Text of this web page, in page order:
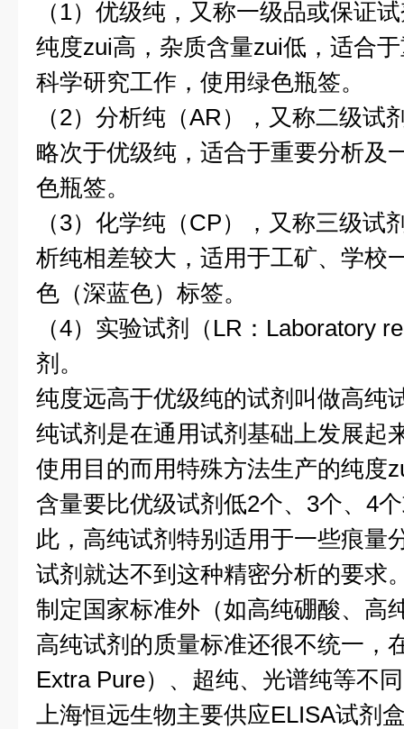
（1）优级纯，又称一级品或保证
纯度zui高，杂质含量zui低，适合
科学研究工作，使用绿色瓶签。
（2）分析纯（AR），又称二级试
略次于优级纯，适合于重要分析及
色瓶签。
（3）化学纯（CP），又称三级试
析纯相差较大，适用于工矿、学校
色（深蓝色）标签。
（4）实验试剂（LR：Laboratory
剂。
纯度远高于优级纯的试剂叫做高纯
纯试剂是在通用试剂基础上发展起
使用目的而用特殊方法生产的纯度
含量要比优级试剂低2个、3个、4
此，高纯试剂特别适用于一些痕量
试剂就达不到这种精密分析的要求
制定国家标准外（如高纯硼酸、高
高纯试剂的质量标准还很不统一，
Extra Pure）、超纯、光谱纯等不
上海恒远生物主要供应ELISA试剂